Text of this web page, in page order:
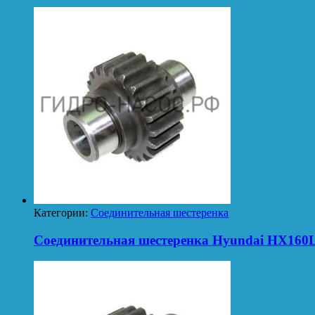
Категории: Соединительная шестеренка
Соединительная шестеренка Hyundai